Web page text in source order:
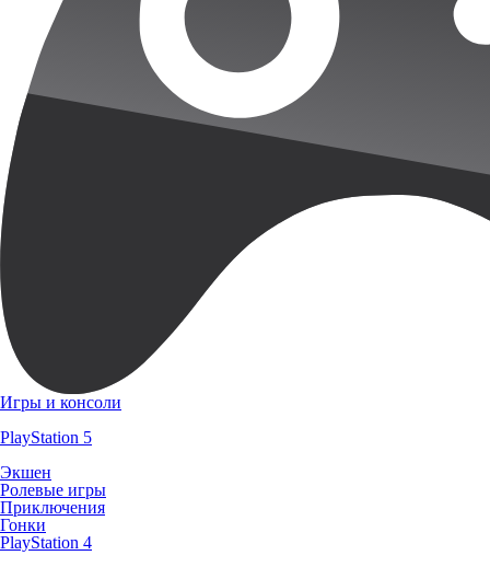
Игры и консоли
PlayStation 5
Экшен
Ролевые игры
Приключения
Гонки
PlayStation 4